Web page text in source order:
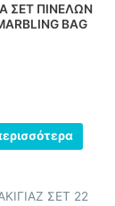
ΣΕΤ ΠΙΝΕΛΩΝ
BAG